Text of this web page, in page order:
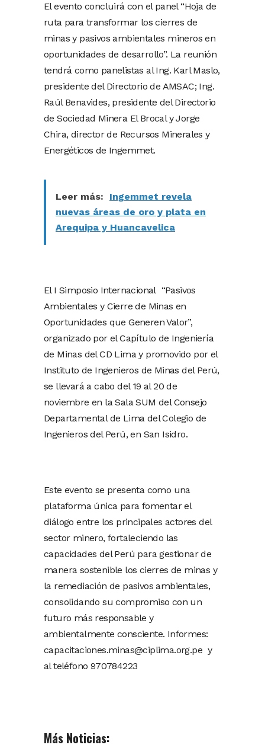
El evento concluirá con el panel “Hoja de
ruta para transformar los cierres de
minas y pasivos ambientales mineros en
oportunidades de desarrollo”. La reunión
tendrá como panelistas al Ing. Karl Maslo,
presidente del Directorio de AMSAC; Ing.
Raúl Benavides, presidente del Directorio
de Sociedad Minera El Brocal y Jorge
Chira, director de Recursos Minerales y
Energéticos de Ingemmet.
Leer más:
Ingemmet revela
nuevas áreas de oro y plata en
Arequipa y Huancavelica
El I Simposio Internacional “Pasivos
Ambientales y Cierre de Minas en
Oportunidades que Generen Valor”,
organizado por el Capítulo de Ingeniería
de Minas del CD Lima y promovido por el
Instituto de Ingenieros de Minas del Perú,
se llevará a cabo del 19 al 20 de
noviembre en la Sala SUM del Consejo
Departamental de Lima del Colegio de
Ingenieros del Perú, en San Isidro.
Este evento se presenta como una
plataforma única para fomentar el
diálogo entre los principales actores del
sector minero, fortaleciendo las
capacidades del Perú para gestionar de
manera sostenible los cierres de minas y
la remediación de pasivos ambientales,
consolidando su compromiso con un
futuro más responsable y
ambientalmente consciente. Informes:
capacitaciones.minas@ciplima.org.pe y
al teléfono 970784223
Más Noticias: